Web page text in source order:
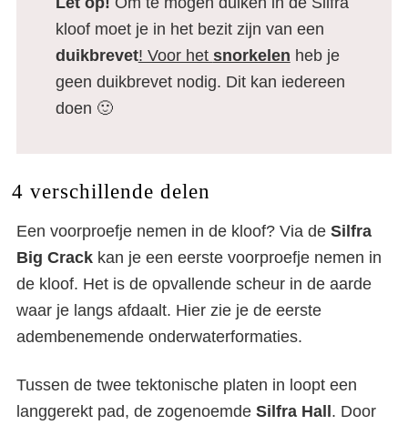
kloof moet je in het bezit zijn van een
duikbrevet! Voor het snorkelen heb je
geen duikbrevet nodig. Dit kan iedereen
doen 🙂
4 verschillende delen
Een voorproefje nemen in de kloof? Via de Silfra
Big Crack kan je een eerste voorproefje nemen in
de kloof. Het is de opvallende scheur in de aarde
waar je langs afdaalt. Hier zie je de eerste
adembenemende onderwaterformaties.
Tussen de twee tektonische platen in loopt een
langgerekt pad, de zogenoemde Silfra Hall . Door